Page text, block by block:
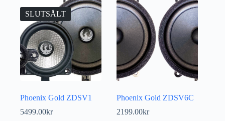
SLUTSÅLT
Phoenix Gold ZDSV1
5499.00kr
Phoenix Gold ZDSV6C
2199.00kr